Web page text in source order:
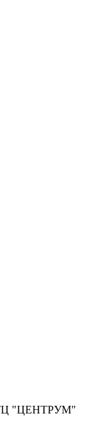
ТЦ "ЦЕНТРУМ"